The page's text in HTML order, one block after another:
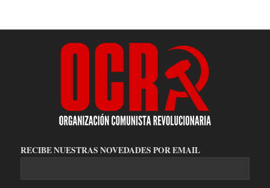
RECIBE NUESTRAS NOVEDADES POR EMAIL